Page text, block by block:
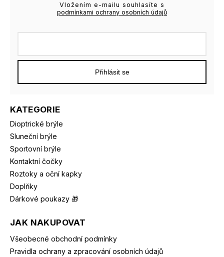
KATEGORIE
Dioptrické brýle
Sluneční brýle
Sportovní brýle
Kontaktní čočky
Roztoky a oční kapky
Doplňky
Dárkové poukazy 🎁
JAK NAKUPOVAT
Všeobecné obchodní podmínky
Pravidla ochrany a zpracování osobních údajů
Vložením e-mailu souhlasíte s
podmínkami ochrany osobních údajů
Přihlásit se